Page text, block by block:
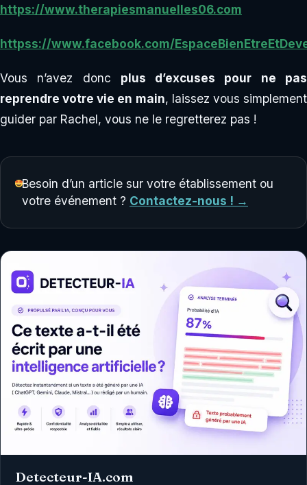
https://www.therapiesmanuelles06.com
httpss://www.facebook.com/
Vous n’avez donc plus d’excuses pour ne pas
reprendre votre vie en main, laissez vous simplement
guider par Rachel, vous ne le regretterez pas !
Besoin d’un article sur votre établissement ou
votre événement ? Contactez-nous ! →
Detecteur-IA.com